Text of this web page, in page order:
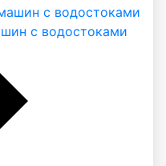
с водостоками